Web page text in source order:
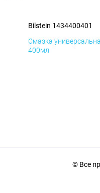
Bilstein 1434400401
Смазка
400мл
© Все